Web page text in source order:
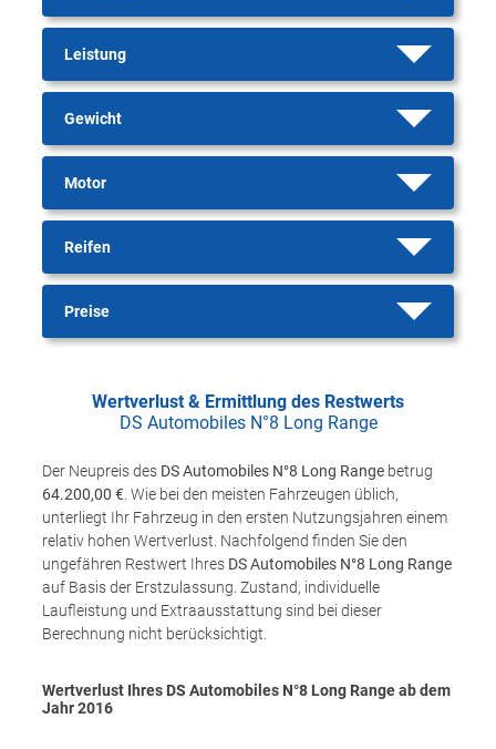
Leistung
Gewicht
Motor
Reifen
Preise
Wertverlust & Ermittlung des Restwerts
DS Automobiles N°8 Long Range
Der Neupreis des DS Automobiles N°8 Long Range betrug
64.200,00 € . Wie bei den meisten Fahrzeugen üblich,
unterliegt Ihr Fahrzeug in den ersten Nutzungsjahren einem
relativ hohen Wertverlust. Nachfolgend finden Sie den
ungefähren Restwert Ihres DS Automobiles N°8 Long Range
auf Basis der Erstzulassung. Zustand, individuelle
Laufleistung und Extraausstattung sind bei dieser
Berechnung nicht berücksichtigt.
Wertverlust Ihres DS Automobiles N°8 Long Range ab dem
Jahr2016